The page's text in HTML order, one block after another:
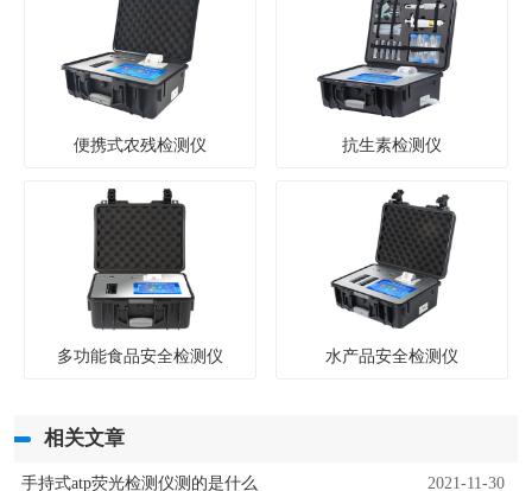
便携式农残检测仪 抗生素检测仪
多功能食品安全检测仪 水产品安全检测仪
相关文章
手持式atp荧光检测仪测的是什么 2021-11-30